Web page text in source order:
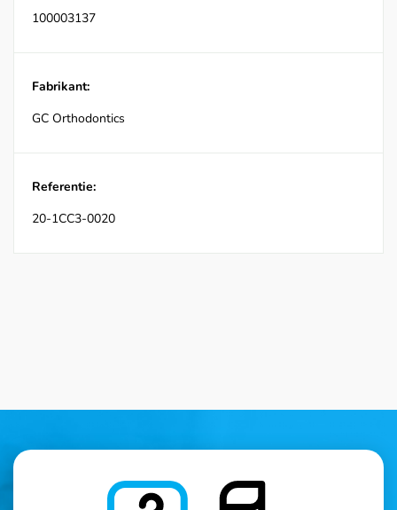
100003137
Fabrikant:
GC Orthodontics
Referentie:
20-1CC3-0020